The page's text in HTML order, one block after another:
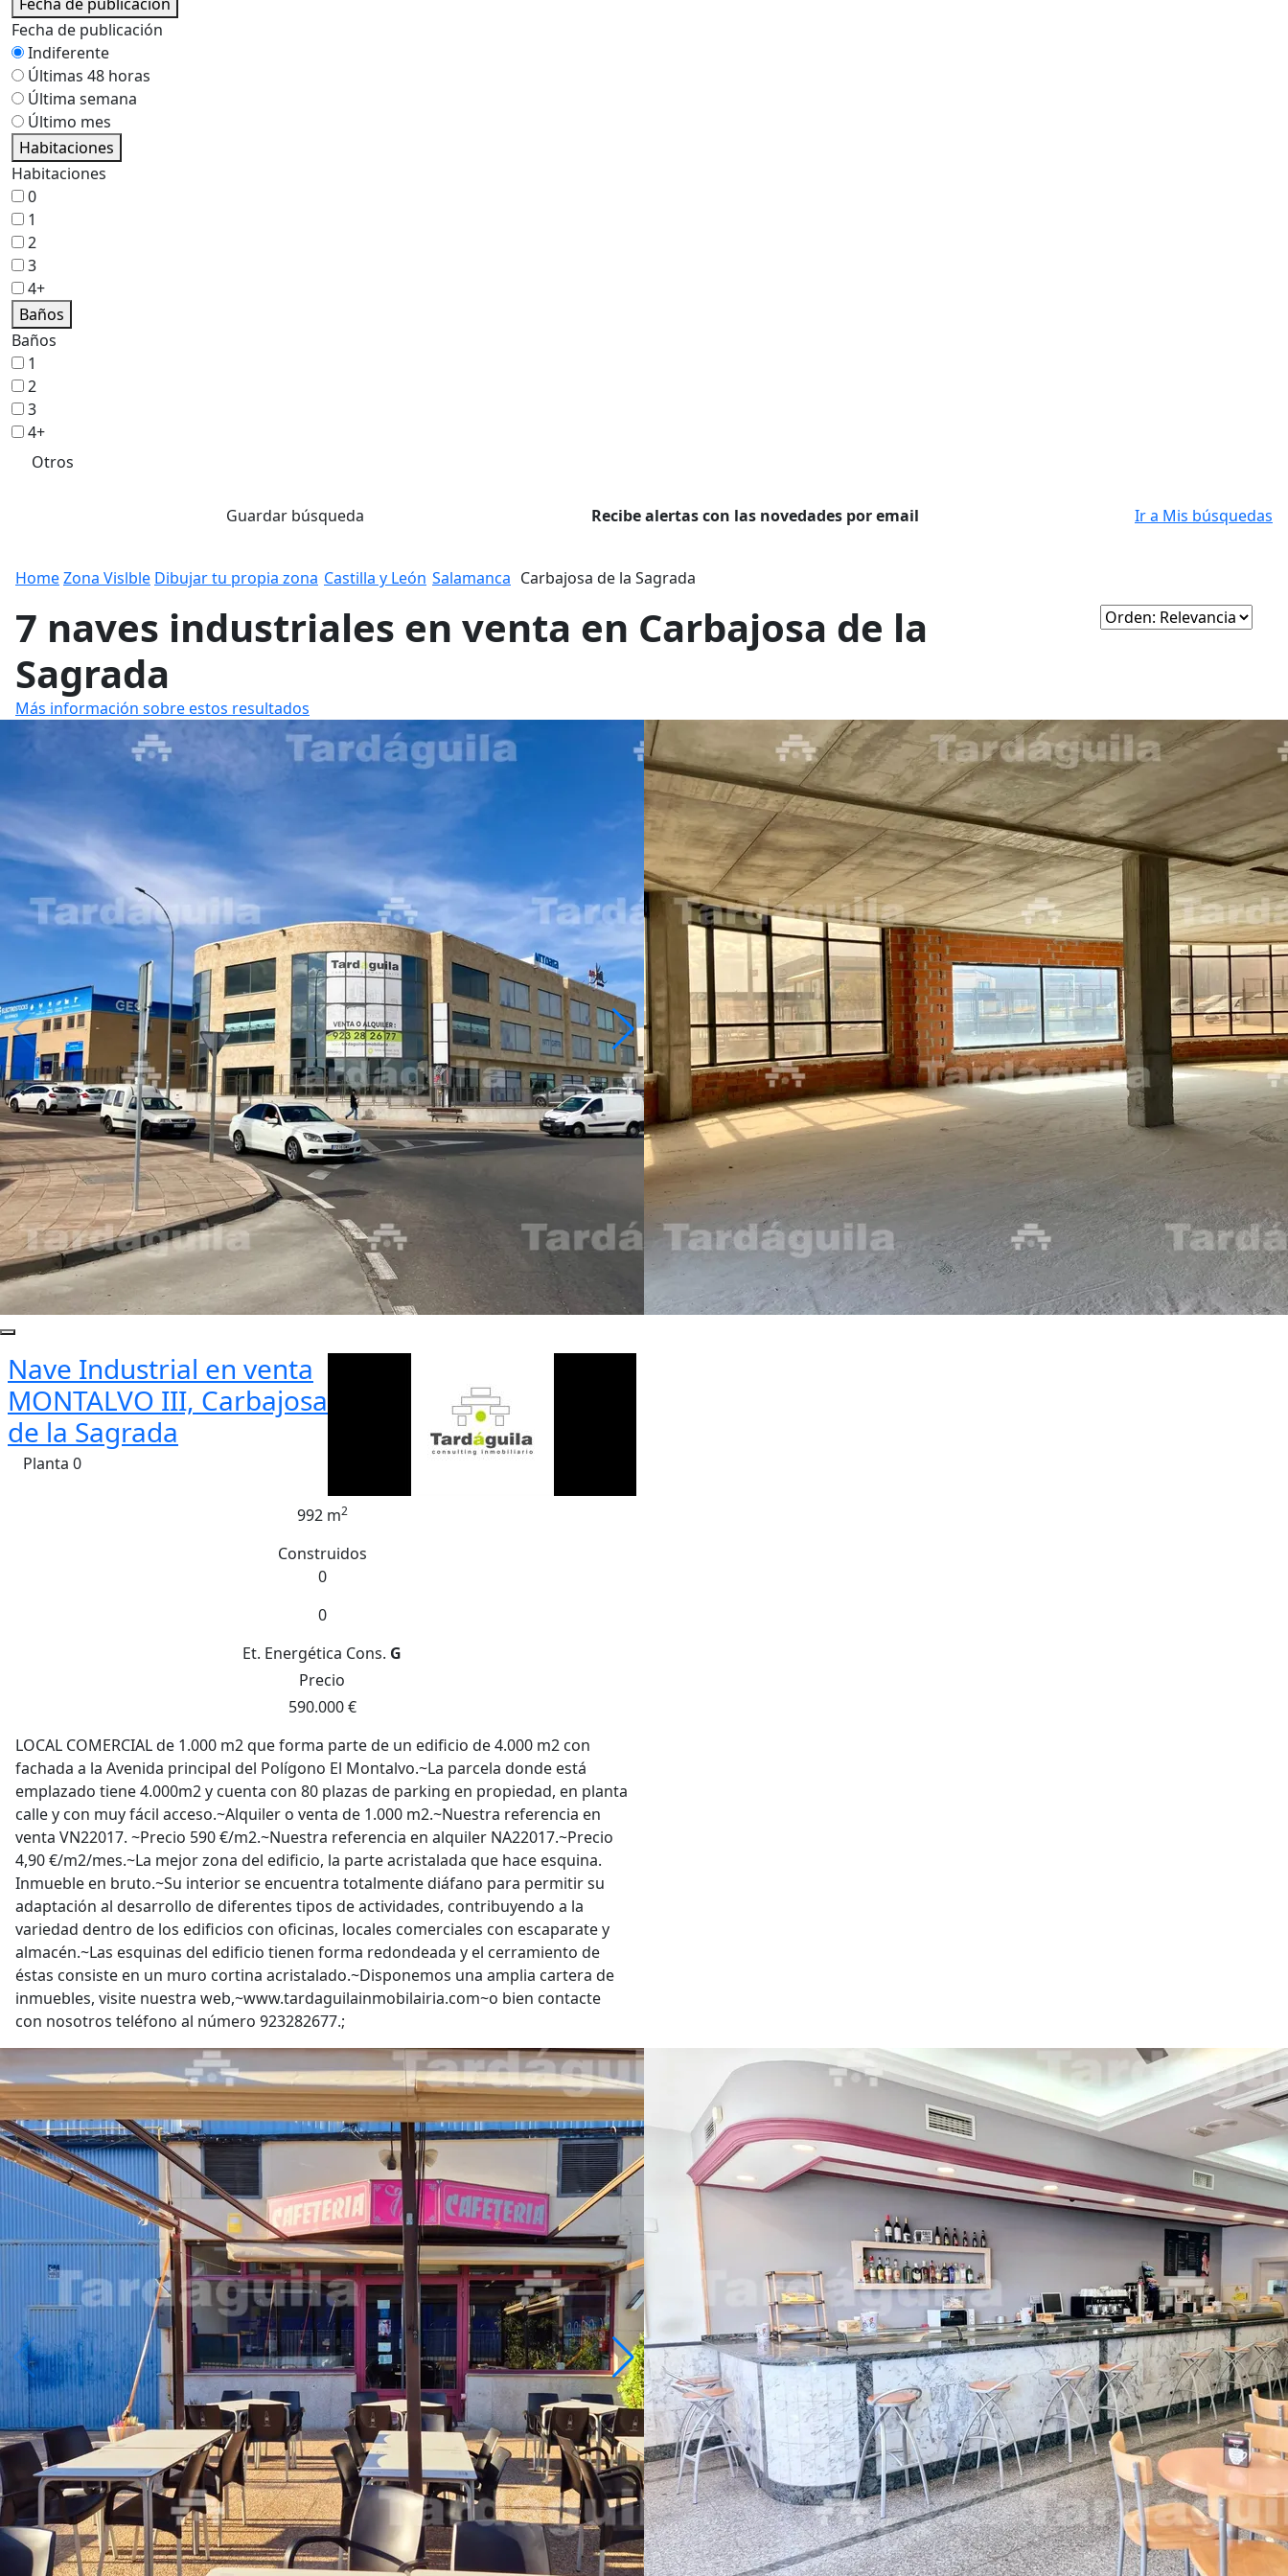
Fecha de publicación
Indiferente
Últimas 48 horas
Última semana
Último mes
Habitaciones
Habitaciones
0
1
2
3
4+
Baños
Baños
1
2
3
4+
Otros
Guardar búsqueda Recibe alertas con las novedades por email Ir a Mis búsquedas
HomeZona Vislble Dibujar tu propia zona Castilla y León Salamanca Carbajosa de la Sagrada
7 naves industriales en venta en Carbajosa de la
Sagrada
Más información sobre estos resultados
Nave Industrial en venta
MONTALVO III, Carbajosa
de la Sagrada
Planta 0
992 m2
Construidos
0
0
Et. Energética Cons. G
Precio
590.000 €
LOCAL COMERCIAL de 1.000 m2 que forma parte de un edificio de 4.000 m2 con
fachada a la Avenida principal del Polígono El Montalvo.~La parcela donde está
emplazado tiene 4.000m2 y cuenta con 80 plazas de parking en propiedad, en planta
calle y con muy fácil acceso.~Alquiler o venta de 1.000 m2.~Nuestra referencia en
venta VN22017. ~Precio 590 €/m2.~Nuestra referencia en alquiler NA22017.~Precio
4,90 €/m2/mes.~La mejor zona del edificio, la parte acristalada que hace esquina.
Inmueble en bruto.~Su interior se encuentra totalmente diáfano para permitir su
adaptación al desarrollo de diferentes tipos de actividades, contribuyendo a la
variedad dentro de los edificios con oficinas, locales comerciales con escaparate y
almacén.~Las esquinas del edificio tienen forma redondeada y el cerramiento de
éstas consiste en un muro cortina acristalado.~Disponemos una amplia cartera de
inmuebles, visite nuestra web,~www.tardaguilainmobilairia.com~o bien contacte
con nosotros teléfono al número 923282677.;